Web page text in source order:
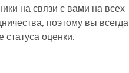
на связи с вами на всех
поэтому вы всегда
статуса оценки.